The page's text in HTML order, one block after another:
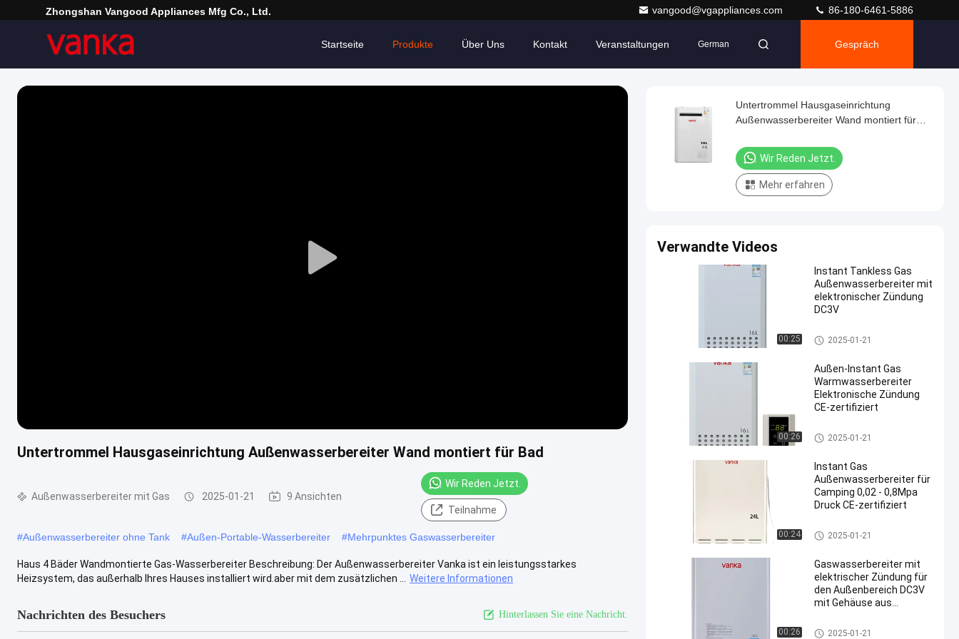
Zhongshan Vangood Appliances Mfg Co., Ltd. vangood@vgappliances.com 86-180-6461-5886
Startseite Produkte Über Uns Kontakt Veranstaltungen German Gespräch
Play
Untertrommel Hausgaseinrichtung Außenwasserbereiter Wand montiert für Bad
Außenwasserbereiter mit Gas 2025-01-21 9 Ansichten
Wir Reden Jetzt.
Teilnahme
#Außenwasserbereiter ohne Tank #Außen-Portable-Wasserbereiter #Mehrpunktes Gaswasserbereiter
Haus 4 Bäder Wandmontierte Gas-Wasserbereiter Beschreibung: Der Außenwasserbereiter Vanka ist ein leistungsstarkes
Heizsystem, das außerhalb Ihres Hauses installiert wird.aber mit dem zusätzlichen ...
Weitere Informationen
Nachrichten des Besuchers Hinterlassen Sie eine Nachricht.
Untertrommel Hausgaseinrichtung
Außenwasserbereiter Wand montiert für
Wir Reden Jetzt.
Mehr erfahren
Verwandte Videos
00:25
Instant Tankless Gas
Außenwasserbereiter mit
elektronischer Zündung
DC3V
Außenwasserbereiter mit Gas
2025-01-21
00:26
Außen-Instant Gas
Warmwasserbereiter
Elektronische Zündung
CE-zertifiziert
Außenwasserbereiter mit Gas
2025-01-21
00:24
Instant Gas
Außenwasserbereiter für
Camping 0,02 - 0,8Mpa
Druck CE-zertifiziert
Außenwasserbereiter mit Gas
2025-01-21
00:26
Gaswasserbereiter mit
elektrischer Zündung für
den Außenbereich DC3V
mit Gehäuse aus
Außenwasserbereiter mit Gas
2025-01-21